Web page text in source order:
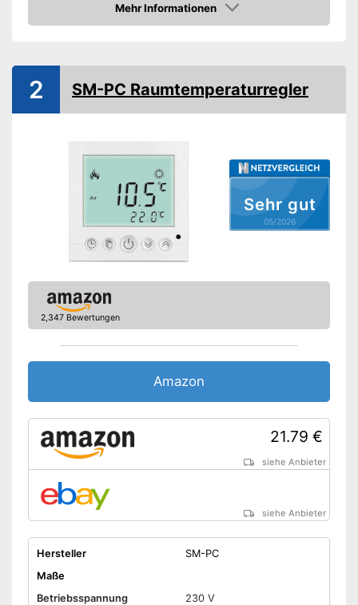
FrostschutzsicherungMehr Informationen
Amazon
Sehr gut
05/2026
2 SM-PC Raumtemperaturregler
2,347 Bewertungen
Amazon
21.79 €
siehe Anbieter
siehe Anbieter
Hersteller
SM-PC
Maße
Betriebsspannung
230 V